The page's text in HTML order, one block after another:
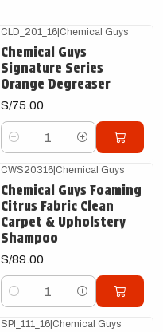
CLD_201_16|Chemical Guys
Chemical Guys
Signature Series
Orange Degreaser
S/75.00
Cantidad
CWS20316|Chemical Guys
Chemical Guys Foaming
Citrus Fabric Clean
Carpet & Upholstery
Shampoo
S/89.00
Cantidad
SPI_111_16|Chemical Guys